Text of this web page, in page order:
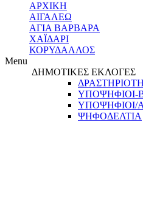
ΑΡΧΙΚΗ
ΑΙΓΑΛΕΩ
ΑΓΙΑ ΒΑΡΒΑΡΑ
ΧΑΪΔΑΡΙ
ΚΟΡΥΔΑΛΛΟΣ
Menu
ΔΗΜΟΤΙΚΕΣ ΕΚΛΟΓΕΣ
ΥΠΟΨΗΦΙΟΙ-
ΥΠΟΨΗΦΙΟΙ/
ΨΗΦΟΔΕΛΤΙΑ